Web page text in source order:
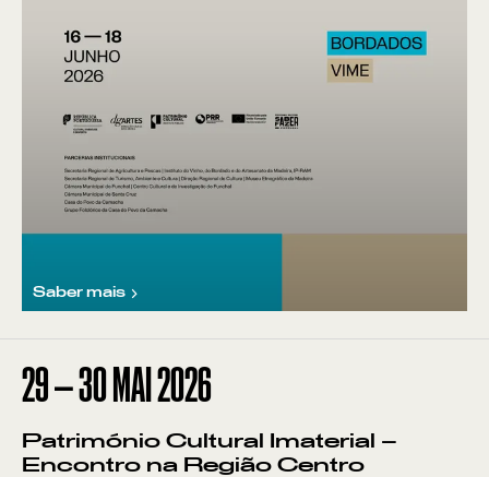
Saber mais
29—30MAI2026
Património Cultural Imaterial –
Encontro na Região Centro